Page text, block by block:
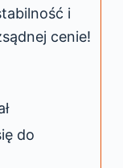
i
cenie!
do